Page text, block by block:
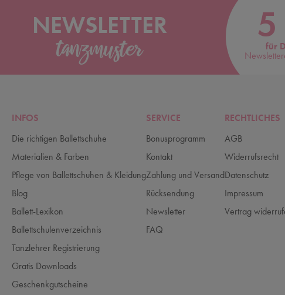
NEWSLETTER 5
für
INFOS
Die richtigen Ballettschuhe
Materialien & Farben
Pflege von Ballettschuhen & Kleidung
Blog
Ballett-Lexikon
Ballettschulenverzeichnis
Tanzlehrer Registrierung
Gratis Downloads
Geschenkgutscheine
SERVICE
Bonusprogramm
Kontakt
Zahlung und Versand
Rücksendung
Newsletter
FAQ
RECHTLICHES
AGB
Widerrufsrecht
Datenschutz
Impressum
Vertrag